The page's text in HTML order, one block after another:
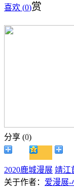
喜欢 (0)赏
分享 (0)
2020鹿城漫展 靖江
关于作者： 爱漫展-